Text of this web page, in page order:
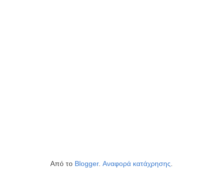
Από το Blogger. Αναφορά κατάχρησης.